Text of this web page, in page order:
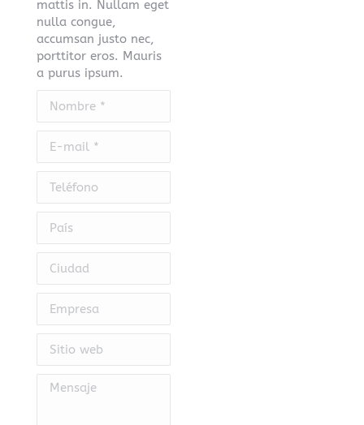
mattis in. Nullam eget
nulla congue,
accumsan justo nec,
porttitor eros. Mauris
a purus ipsum.
Nombre *
E-mail *
Teléfono
País
Ciudad
Empresa
Sitio web
Mensaje